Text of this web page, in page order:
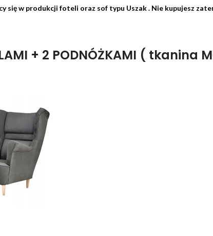
się w produkcji foteli oraz sof typu Uszak . Nie kupujesz
+ 2 PODNÓŻKAMI ( tkanina